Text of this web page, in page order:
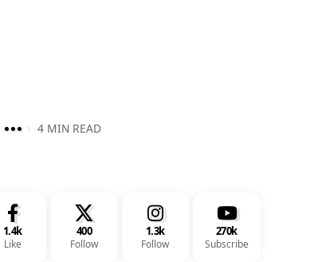
4 MIN READ
1.4k
Like
400
Follow
1.3k
Follow
270k
Subscribe